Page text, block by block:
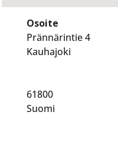
Osoite
Prännärintie 4
Kauhajoki
61800
Suomi